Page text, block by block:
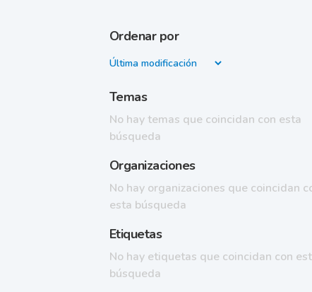
Ordenar por
Temas
No hay temas que coincidan con esta
búsqueda
Organizaciones
No hay organizaciones que coincidan
esta búsqueda
Etiquetas
No hay etiquetas que coincidan con
búsqueda